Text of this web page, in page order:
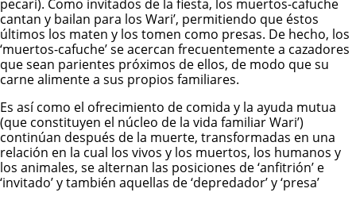
pecari). Como invitados de la fiesta, los muertos-cafuche
cantan y bailan para los Wari’, permitiendo que éstos
últimos los maten y los tomen como presas. De hecho, los
‘muertos-cafuche’ se acercan frecuentemente a cazadores
que sean parientes próximos de ellos, de modo que su
carne alimente a sus propios familiares.
Es así como el ofrecimiento de comida y la ayuda mutua
(que constituyen el núcleo de la vida familiar Wari’)
continúan después de la muerte, transformadas en una
relación en la cual los vivos y los muertos, los humanos y
los animales, se alternan las posiciones de ‘anfitrión’ e
‘invitado’ y también aquellas de ‘depredador’ y ‘presa’